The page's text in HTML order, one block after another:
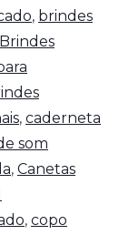
, brindes
Brindes
, caderneta
som
, Canetas
, copo